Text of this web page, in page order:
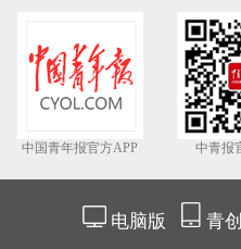
中国青年报官方APP 中青报
电脑版 青